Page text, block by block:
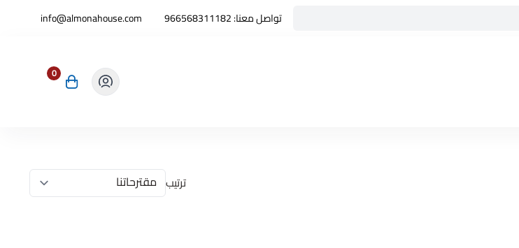
تواصل معنا:966568311182
info@almonahouse.com
0
ترتيب